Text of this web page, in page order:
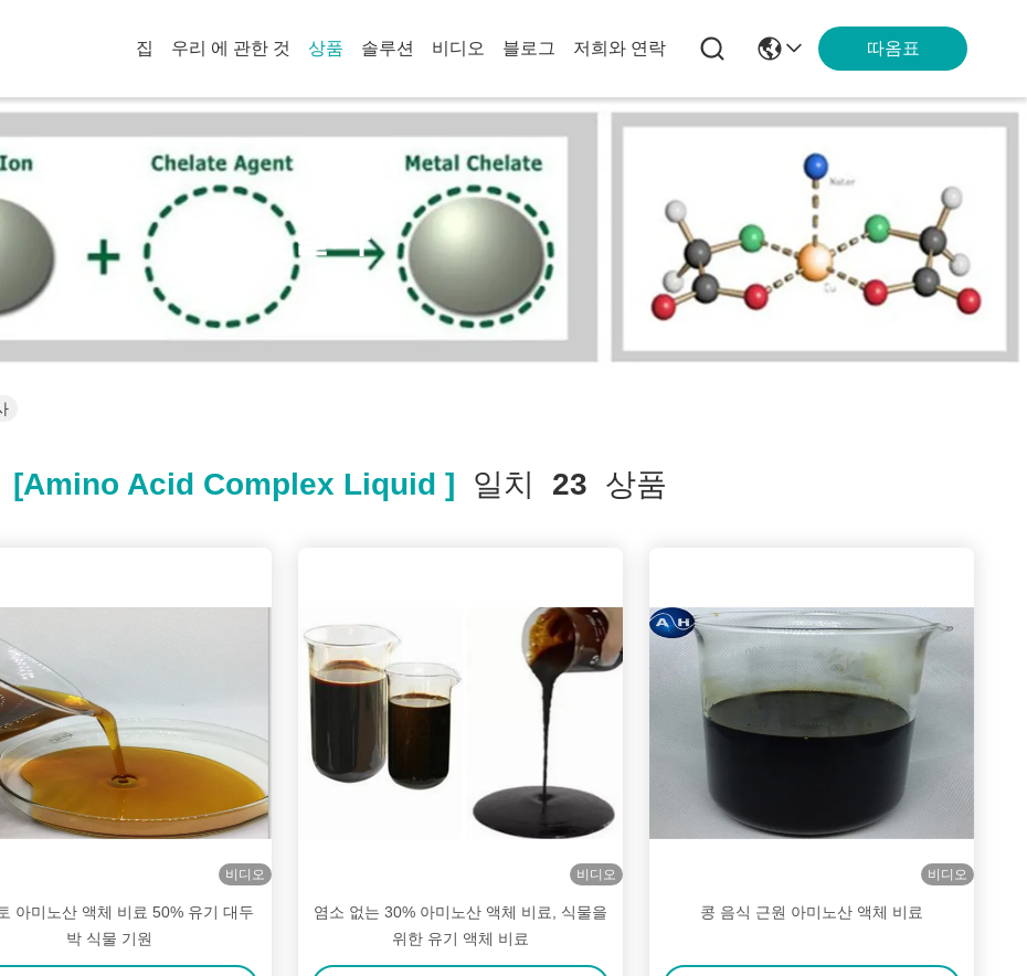
집 우리 에 관한 것 상품 솔루션 비디오 블로그 저희와 연락 따옴표
검색 결과
[amino Acid Complex Liquid ] 일치 23 상품
비디오
아미노산 액체 비료 50% 유기 대두
박 식물 기원
비디오
염소 없는 30% 아미노산 액체 비료, 식물을
위한 유기 액체 비료
비디오
콩 음식 근원 아미노산 액체 비료